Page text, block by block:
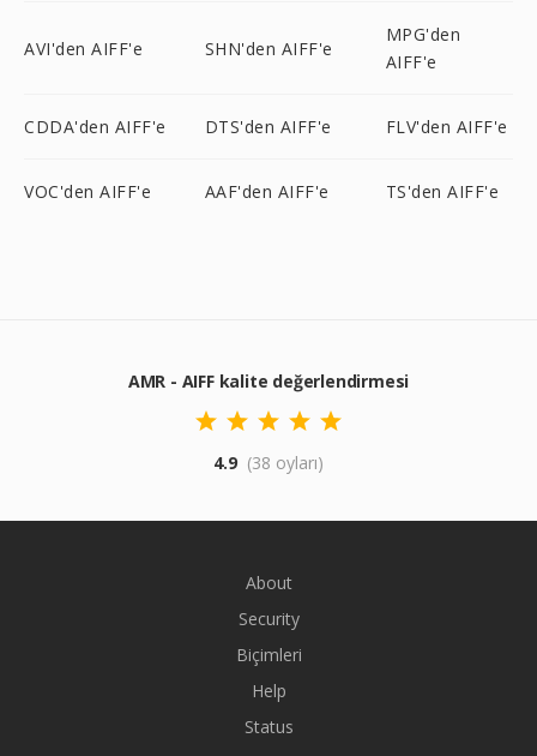
AVI'den AIFF'e SHN'den AIFF'e
MPG'den
AIFF'e
CDDA'den AIFF'e DTS'den AIFF'e FLV'den AIFF'e
VOC'den AIFF'e AAF'den AIFF'e TS'den AIFF'e
AMR - AIFF kalite değerlendirmesi
4.9 (38 oyları)
About
Security
Biçimleri
Help
Status